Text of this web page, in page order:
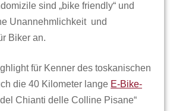
sind „bike friendly“ und
Unannehmlichkeit und
Biker an.
für Kenner des toskanischen
die 40 Kilometer lange E-Bike-
Chianti delle Colline Pisane“